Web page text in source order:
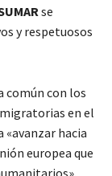
se
y respetuosos
común con los
en el
«avanzar hacia
europea que